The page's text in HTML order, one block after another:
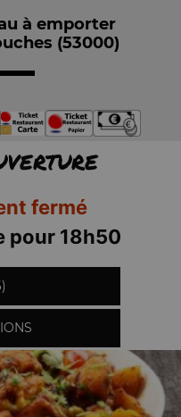
à emporter
(53000)
fermé
pour 18h50